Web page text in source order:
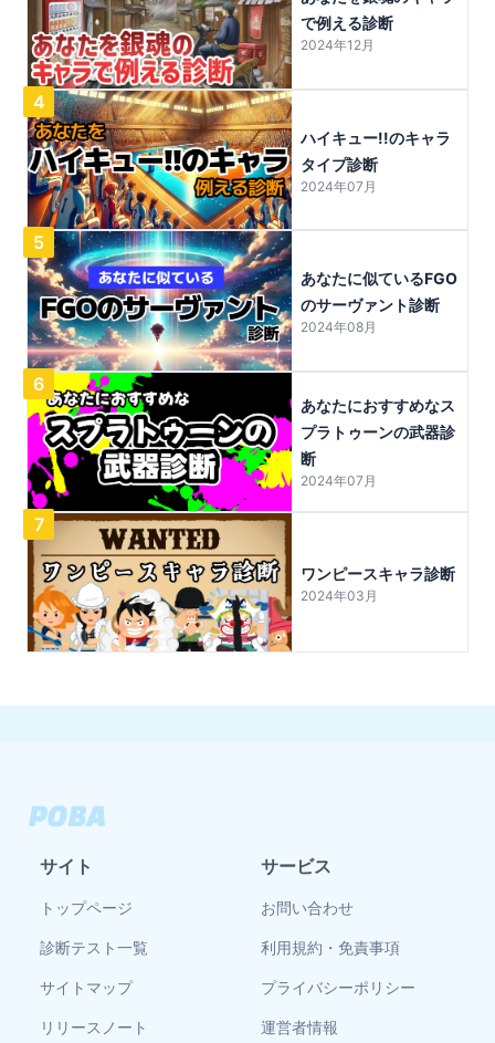
で例える診断
2024年12月
4
ハイキュー!!のキャラ
タイプ診断
2024年07月
5
あなたに似ているFGO
のサーヴァント診断
2024年08月
6
あなたにおすすめなス
プラトゥーンの武器診
断
2024年07月
7
ワンピースキャラ診断
2024年03月
サイト
トップページ
診断テスト一覧
サイトマップ
リリースノート
サービス
お問い合わせ
利用規約・免責事項
プライバシーポリシー
運営者情報